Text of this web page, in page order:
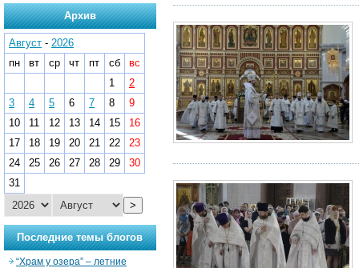
Архив
Август - 2026
пн
вт ср чт пт сб
вс
1
2
3
4 5 6 7 8
9
10
11 12 13 14 15
16
17
18 19 20 21 22
23
24
25 26 27 28 29
30
31
>
Последние темы блогов
“Храм у озера” – летние